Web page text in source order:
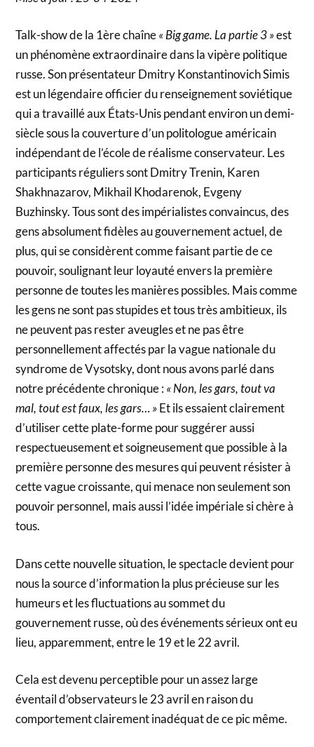
Talk-show de la 1ère chaîne« Big game. La partie 3 »est
un phénomène extraordinaire dans la vipère politique
russe. Son présentateur Dmitry Konstantinovich Simis
est un légendaire officier du renseignement soviétique
qui a travaillé aux États-Unis pendant environ un demi-
siècle sous la couverture d’un politologue américain
indépendant de l’école de réalisme conservateur. Les
participants réguliers sont Dmitry Trenin, Karen
Shakhnazarov, Mikhail Khodarenok, Evgeny
Buzhinsky. Tous sont des impérialistes convaincus, des
gens absolument fidèles au gouvernement actuel, de
plus, qui se considèrent comme faisant partie de ce
pouvoir, soulignant leur loyauté envers la première
personne de toutes les manières possibles. Mais comme
les gens ne sont pas stupides et tous très ambitieux, ils
ne peuvent pas rester aveugles et ne pas être
personnellement affectés par la vague nationale du
syndrome de Vysotsky, dont nous avons parlé dans
notre précédente chronique :« Non, les gars, tout va
mal, tout est faux, les gars… »Et ils essaient clairement
d’utiliser cette plate-forme pour suggérer aussi
respectueusement et soigneusement que possible à la
première personne des mesures qui peuvent résister à
cette vague croissante, qui menace non seulement son
pouvoir personnel, mais aussi l’idée impériale si chère à
tous.
Dans cette nouvelle situation, le spectacle devient pour
nous la source d’information la plus précieuse sur les
humeurs et les fluctuations au sommet du
gouvernement russe, où des événements sérieux ont eu
lieu, apparemment, entre le 19 et le 22 avril.
Cela est devenu perceptible pour un assez large
éventail d’observateurs le 23 avril en raison du
comportement clairement inadéquat de ce pic même.